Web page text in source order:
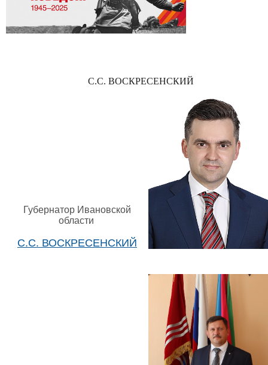
С.С. ВОСКРЕСЕНСКИЙ
Губернатор Ивановской
области
С.С. ВОСКРЕСЕНСКИЙ